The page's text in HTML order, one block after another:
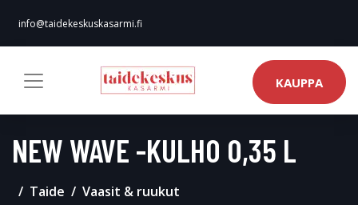
info@taidekeskuskasarmi.fi
KAUPPA
NEW WAVE -KULHO 0,35 L
Taide Vaasit & ruukut